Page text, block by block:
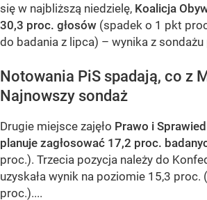
się w najbliższą niedzielę, Koalicja
30,3 proc. głosów (spadek o 1 pkt
do badania z lipca) – wynika z
Notowania PiS spadają, co z
Najnowszy sondaż
Drugie miejsce zajęło Prawo i
planuje zagłosować 17,2 proc.
proc.). Trzecia pozycja należy do
uzyskała wynik na poziomie 15,3
proc.)....